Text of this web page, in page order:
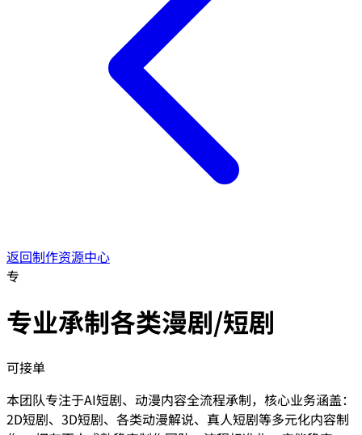
返回制作资源中心
专
专业承制各类漫剧/短剧
可接单
本团队专注于AI短剧、动漫内容全流程承制，核心业务涵盖：
2D短剧、3D短剧、各类动漫解说、真人短剧等多元化内容制